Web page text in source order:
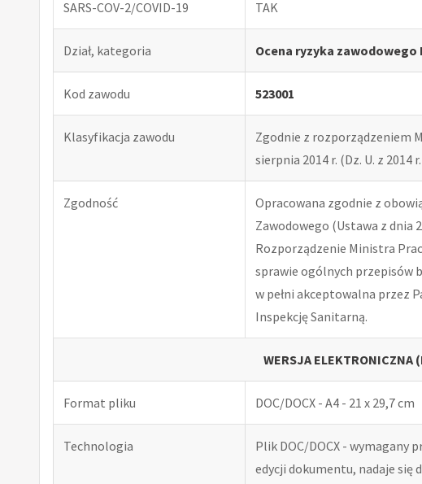
SARS-COV-2/COVID-19 TAK
Dział, kategoria Ocena ryzyka zawodowego
Kod zawodu 523001
Klasyfikacja zawodu
Zgodnie z rozporządzeniem
sierpnia 2014 r. (Dz. U. z 2014
Zgodność
Opracowana zgodnie z
Zawodowego (Ustawa z dnia
Rozporządzenie Ministra
sprawie ogólnych przepisów
w pełni akceptowalna przez
Inspekcję Sanitarną.
WERSJA ELEKTRONICZNA
Format pliku DOC/DOCX - A4 - 21 x 29,7 cm
Technologia
Plik DOC/DOCX - wymagany
edycji dokumentu, nadaje się